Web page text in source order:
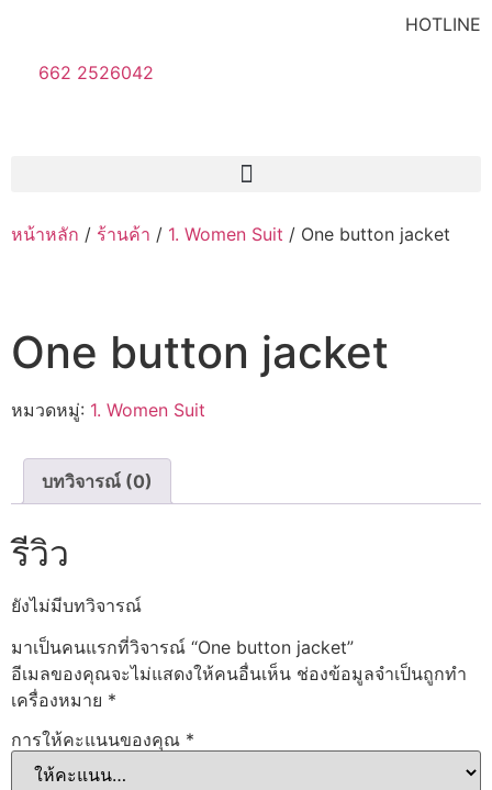
HOTLINE
662 2526042
หน้าหลัก / ร้านค้า / 1. Women Suit / One button jacket
One button jacket
หมวดหมู่: 1. Women Suit
บทวิจารณ์ (0)
รีวิว
ยังไม่มีบทวิจารณ์
มาเป็นคนแรกที่วิจารณ์ “One button jacket”
อีเมลของคุณจะไม่แสดงให้คนอื่นเห็น ช่องข้อมูลจำเป็นถูกทำ
เครื่องหมาย *
การให้คะแนนของคุณ *